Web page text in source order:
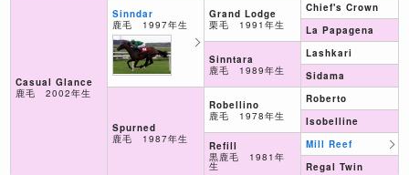
Casual Glance
鹿毛 2002年生
Sinndar
鹿毛 1997年生
Spurned
鹿毛 1987年生
Grand Lodge
栗毛 1991年生
Sinntara
鹿毛 1989年生
Robellino
鹿毛 1978年生
Refill
黒鹿毛 1981年
生
Chief's Crown
La Papagena
Lashkari
Sidama
Roberto
Isobelline
Mill Reef
Regal Twin